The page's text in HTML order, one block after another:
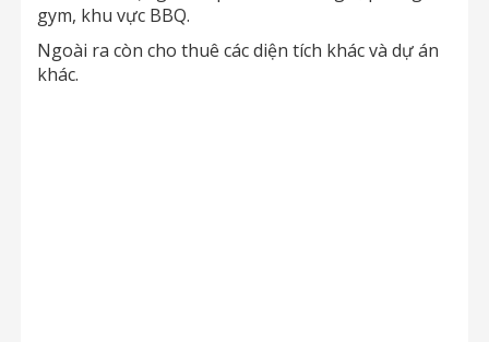
gym, khu vực BBQ.
Ngoài ra còn cho thuê các diện tích khác và dự án
khác.